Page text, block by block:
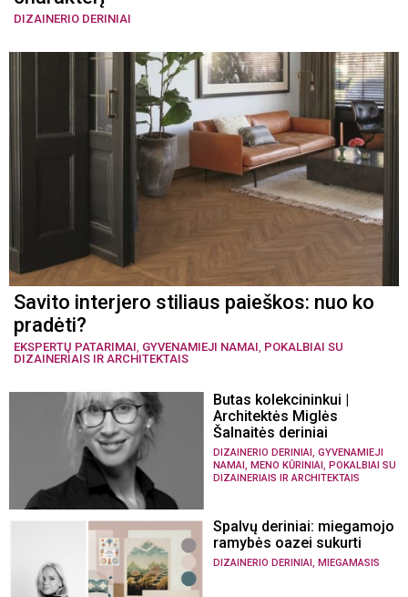
DIZAINERIO DERINIAI
Savito interjero stiliaus paieškos: nuo ko
pradėti?
EKSPERTŲ PATARIMAI, GYVENAMIEJI NAMAI, POKALBIAI SU
DIZAINERIAIS IR ARCHITEKTAIS
Butas kolekcininkui |
Architektės Miglės
Šalnaitės deriniai
DIZAINERIO DERINIAI , GYVENAMIEJI
NAMAI , MENO KŪRINIAI , POKALBIAI SU
DIZAINERIAIS IR ARCHITEKTAIS
Spalvų deriniai: miegamojo
ramybės oazei sukurti
DIZAINERIO DERINIAI MIEGAMASIS